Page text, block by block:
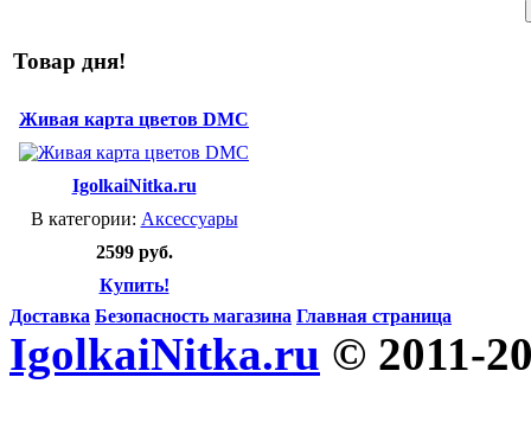
Товар дня!
Живая карта цветов DMC
IgolkaiNitka.ru
В категории: Аксессуары
2599 руб.
Купить!
Доставка Безопасность магазина Главная страница
IgolkaiNitka.ru © 2011-